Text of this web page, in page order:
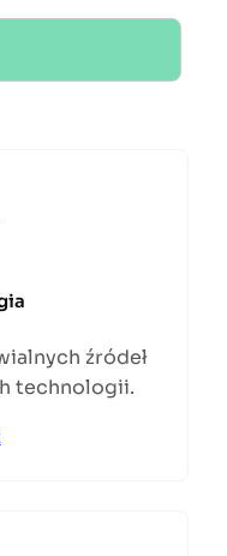
źródeł
technologii.